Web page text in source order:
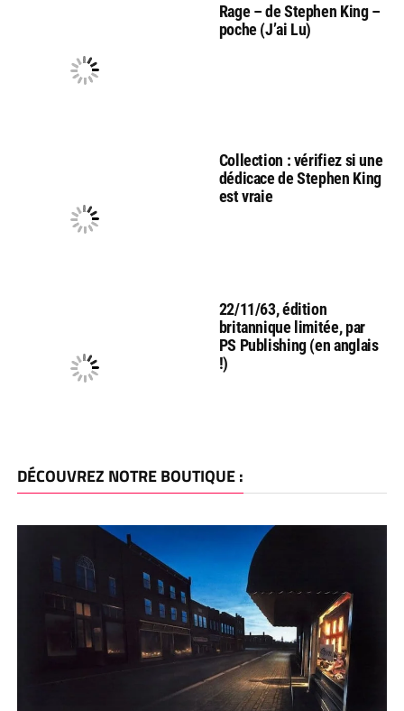
Rage – de Stephen King –
poche (J’ai Lu)
Collection : vérifiez si une
dédicace de Stephen King
est vraie
22/11/63, édition
britannique limitée, par
PS Publishing (en anglais
!)
DÉCOUVREZ NOTRE BOUTIQUE :